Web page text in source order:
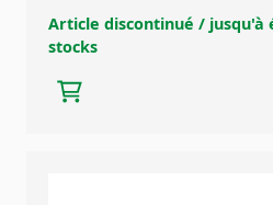
Article discontinué / jusqu'à
stocks